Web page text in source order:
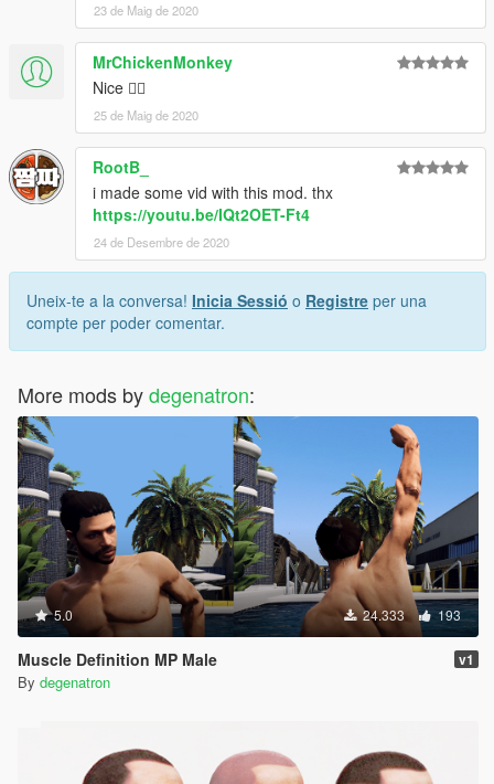
23 de Maig de 2020
MrChickenMonkey
Nice 👍🏽
25 de Maig de 2020
RootB_
i made some vid with this mod. thx
https://youtu.be/IQt2OET-Ft4
24 de Desembre de 2020
Uneix-te a la conversa! Inicia Sessió o Registre per una
compte per poder comentar.
More mods bydegenatron:
5.0 24.333 193
Muscle Definition MP Male v1
By degenatron